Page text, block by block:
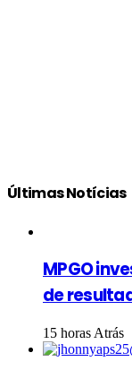
Últimas Notícias
MPGO
de
15 horas Atrás